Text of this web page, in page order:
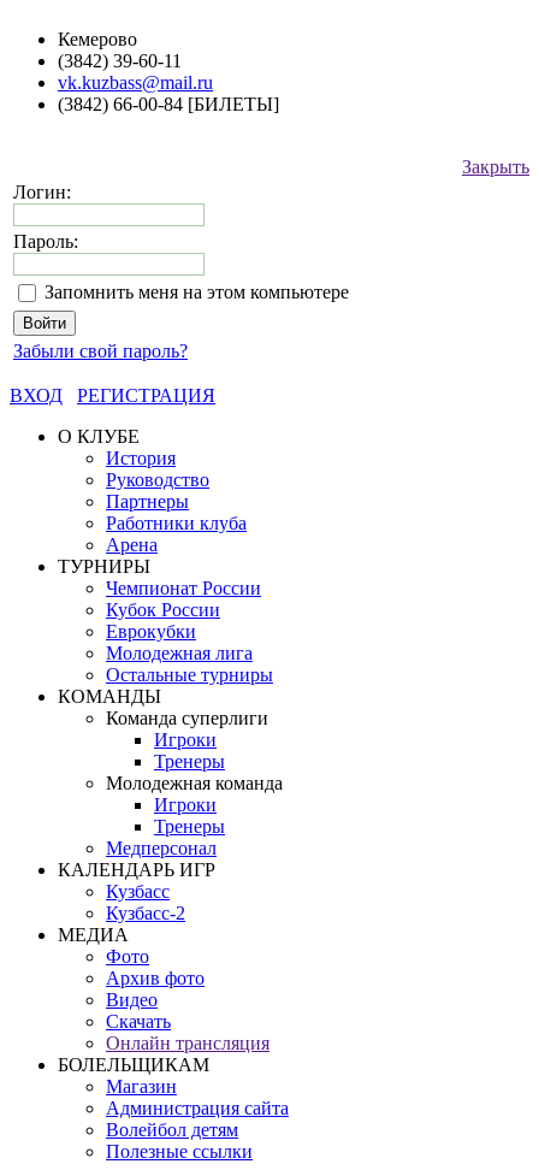
Кемерово
(3842) 39-60-11
vk.kuzbass@mail.ru
(3842) 66-00-84 [БИЛЕТЫ]
Закрыть
Логин:
Пароль:
Запомнить меня на этом компьютере
Забыли свой пароль?
ВХОД
РЕГИСТРАЦИЯ
О КЛУБЕ
История
Руководство
Партнеры
Работники клуба
Арена
ТУРНИРЫ
Чемпионат России
Кубок России
Еврокубки
Молодежная лига
Остальные турниры
КОМАНДЫ
Команда суперлиги
Игроки
Тренеры
Молодежная команда
Игроки
Тренеры
Медперсонал
КАЛЕНДАРЬ ИГР
Кузбасс
Кузбасс-2
МЕДИА
Фото
Архив фото
Видео
Скачать
Онлайн трансляция
БОЛЕЛЬЩИКАМ
Магазин
Администрация сайта
Волейбол детям
Полезные ссылки